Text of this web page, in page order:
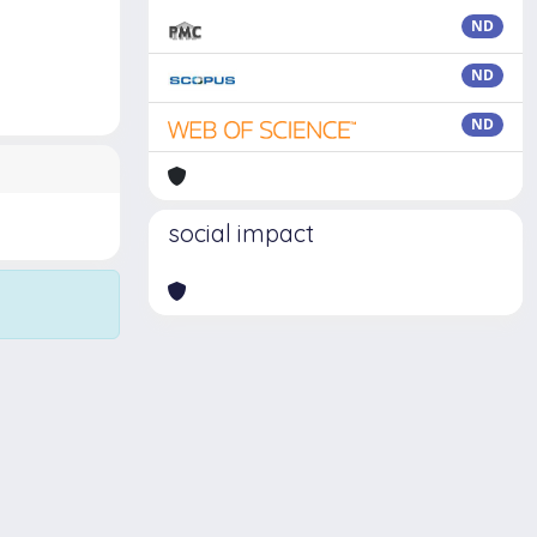
ND
ND
ND
social impact